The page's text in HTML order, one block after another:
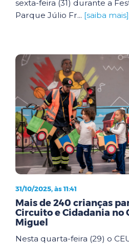
sexta-feira (31) durante a
Parque Júlio Fr... [saiba mais]
31/10/2025, às 11:41
Mais de 240 crianças
Circuito e Cidadania no
Miguel
Nesta quarta-feira (29) o